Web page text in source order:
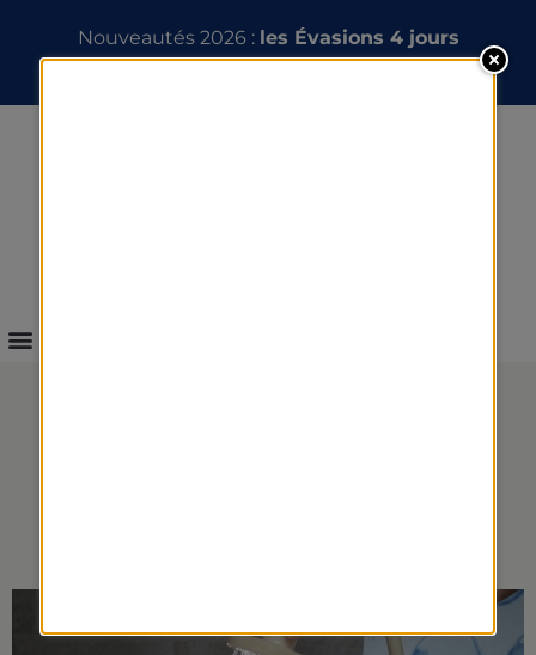
Nouveautés 2026 : les Évasions 4 jours